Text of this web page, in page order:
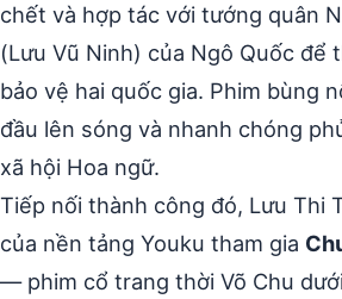
chết và hợp tác với tướng quân
(Lưu Vũ Ninh) của Ngô Quốc để
bảo vệ hai quốc gia. Phim bùng
đầu lên sóng và nhanh chóng
xã hội Hoa ngữ.
Tiếp nối thành công đó, Lưu Thi
của nền tảng Youku tham gia
— phim cổ trang thời Võ Chu